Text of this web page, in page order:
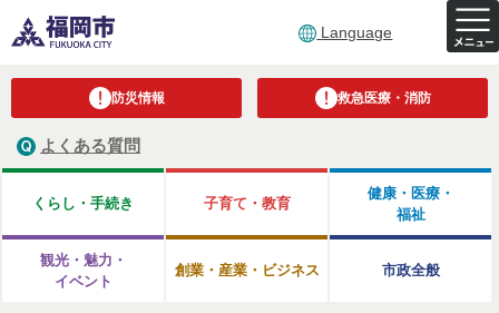
Language
防災情報 救急医療・消防
よくある質問
くらし・手続き 子育て・教育
健康・医療・
福祉
観光・魅力・
イベント
創業・産業・ビジネス 市政全般